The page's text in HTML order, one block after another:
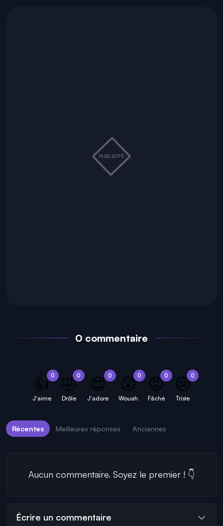
0 commentaire
0
👍
J'aime
0
🤣
Drôle
0
😍
J'adore
0
😲
Wouah
0
😡
Fâché
0
😢
Triste
Récentes Meilleures réponses Anciennes
Aucun commentaire. Soyez le premier ! 👇
Écrire un commentaire